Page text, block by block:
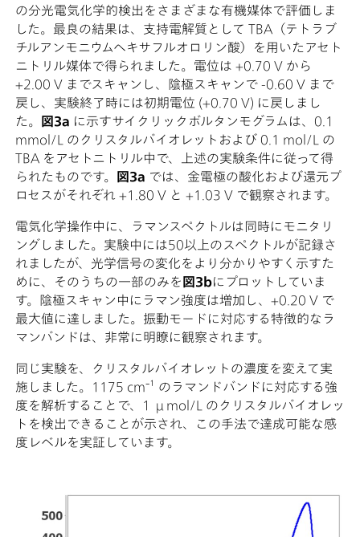
の分光電気化学的検出をさまざまな有機媒体で評価しま
した。最良の結果は、支持電解質として TBA（テトラブ
チルアンモニウムヘキサフルオロリン酸）を用いたアセト
ニトリル媒体で得られました。電位は +0.70 V から
+2.00 V までスキャンし、陰極スキャンで -0.60 V まで
戻し、実験終了時には初期電位 (+0.70 V) に戻しまし
た。
図3a に示すサイクリックボルタンモグラムは、0.1
mmol/L のクリスタルバイオレットおよび 0.1 mol/L の
TBA をアセトニトリル中で、上述の実験条件に従って得
られたものです。
図3a では、金電極の酸化および還元プ
ロセスがそれぞれ +1.80 V と +1.03 V で観察されます。
電気化学操作中に、ラマンスペクトルは同時にモニタリ
ングしました。実験中には50以上のスペクトルが記録さ
れましたが、光学信号の変化をより分かりやすく示すた
めに、そのうちの一部のみを 図3bにプロットしていま
す。陰極スキャン中にラマン強度は増加し、+0.20 V で
最大値に達しました。振動モードに対応する特徴的なラ
マンバンドは、非常に明瞭に観察されます。
同じ実験を、クリスタルバイオレットの濃度を変えて実
施しました。1175 cm⁻¹ のラマンドバンドに対応する強
度を解析することで、1 μmol/L のクリスタルバイオレッ
トを検出できることが示され、この手法で達成可能な感
度レベルを実証しています。